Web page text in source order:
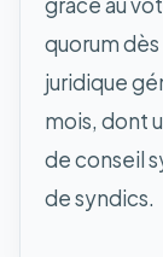
quorum
juridique
mois, dont
de conseil
de syndics.